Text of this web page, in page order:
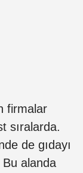
firmalar
sıralarda.
de gıdayı
alanda